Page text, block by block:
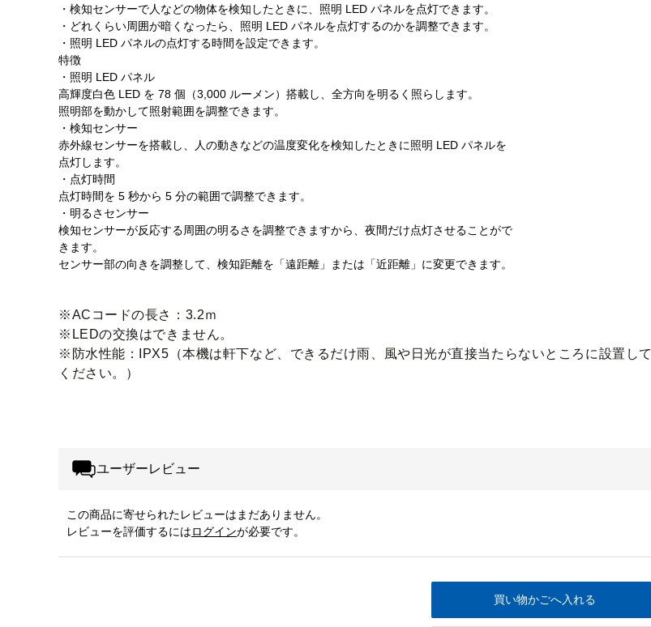
・検知センサーで人などの物体を検知したときに、照明 LED パネルを点灯できます。
・どれくらい周囲が暗くなったら、照明 LED パネルを点灯するのかを調整できます。
・照明 LED パネルの点灯する時間を設定できます。
特徴
・照明 LED パネル
高輝度白色 LED を 78 個（3,000 ルーメン）搭載し、全方向を明るく照らします。
照明部を動かして照射範囲を調整できます。
・検知センサー
赤外線センサーを搭載し、人の動きなどの温度変化を検知したときに照明 LED パネルを
点灯します。
・点灯時間
点灯時間を 5 秒から 5 分の範囲で調整できます。
・明るさセンサー
検知センサーが反応する周囲の明るさを調整できますから、夜間だけ点灯させることがで
きます。
センサー部の向きを調整して、検知距離を「遠距離」または「近距離」に変更できます。
※ACコードの長さ：3.2ｍ
※LEDの交換はできません。
※防水性能：IPX5（本機は軒下など、できるだけ雨、風や日光が直接当たらないところに設置して
ください。）
ユーザーレビュー
この商品に寄せられたレビューはまだありません。
レビューを評価するにはログインが必要です。
買い物かごへ入れる